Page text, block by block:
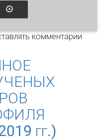
ПРАКТИЧЕСКАЯ
(LIBWAY-
2019 Г., ИРКУТСК
комментарии
гг.)